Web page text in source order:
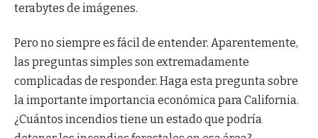
terabytes de imágenes.
Pero no siempre es fácil de entender. Aparentemente,
las preguntas simples son extremadamente
complicadas de responder. Haga esta pregunta sobre
la importante importancia económica para California.
¿Cuántos incendios tiene un estado que podría